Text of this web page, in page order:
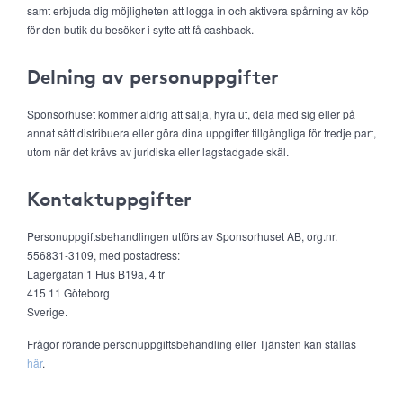
samt erbjuda dig möjligheten att logga in och aktivera spårning av köp
för den butik du besöker i syfte att få cashback.
Delning av personuppgifter
Sponsorhuset kommer aldrig att sälja, hyra ut, dela med sig eller på
annat sätt distribuera eller göra dina uppgifter tillgängliga för tredje part,
utom när det krävs av juridiska eller lagstadgade skäl.
Kontaktuppgifter
Personuppgiftsbehandlingen utförs av Sponsorhuset AB, org.nr.
556831-3109, med postadress:
Lagergatan 1 Hus B19a, 4 tr
415 11 Göteborg
Sverige.
Frågor rörande personuppgiftsbehandling eller Tjänsten kan ställas
här.